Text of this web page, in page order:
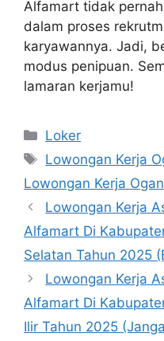
Alfamart tidak
dalam proses
karyawannya. Jadi,
modus penipuan.
lamaran kerjamu!
Kategori
Loker
Tag
Lowongan Kerja
Lowongan Kerja
Lowongan Kerja
Alfamart Di
Selatan Tahun 2025
Lowongan Kerja
Alfamart Di
Ilir Tahun 2025